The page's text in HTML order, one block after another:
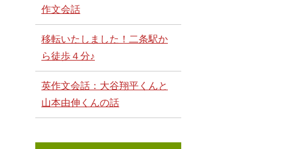
作文会話
移転いたしました！二条駅か
ら徒歩４分♪
英作文会話：大谷翔平くんと
山本由伸くんの話